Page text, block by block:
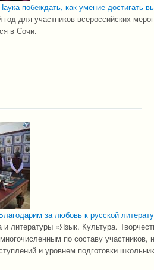
побеждать, как умение достигать
для участников всероссийских
в Сочи.
за любовь к русской
и литературы «Язык. Культура.
по составу участников,
и уровнем подготовки